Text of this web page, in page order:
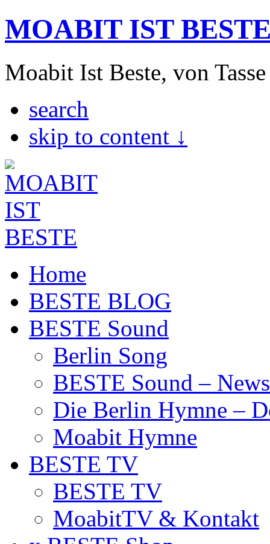
MOABIT IST
Moabit Ist Beste, von
search
skip to content ↓
Home
BESTE BLOG
BESTE Sound
Berlin Song
BESTE Sound –
Die Berlin Hymne –
Moabit Hymne
BESTE TV
BESTE TV
MoabitTV & Kontakt